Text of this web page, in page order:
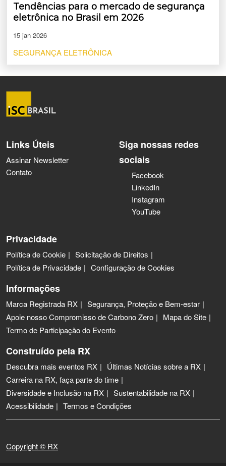
Tendências para o mercado de segurança
eletrônica no Brasil em 2026
15 jan 2026
SEGURANÇA ELETRÔNICA
Links Úteis
Assinar Newsletter
Contato
Siga nossas redes
sociais
Facebook
LinkedIn
Instagram
YouTube
Privacidade
Política de Cookie
Solicitação de Direitos
Política de Privacidade
Configuração de Cookies
Informações
Marca Registrada RX
Segurança, Proteção e Bem-estar
Apoie nosso Compromisso de Carbono Zero
Mapa do Site
Termo de Participação do Evento
Construído pela RX
Descubra mais eventos RX
Últimas Notícias sobre a RX
Carreira na RX, faça parte do time
Diversidade e Inclusão na RX
Sustentabilidade na RX
Acessibilidade
Termos e Condições
Copyright © RX